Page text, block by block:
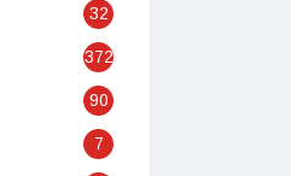
32
372
90
7